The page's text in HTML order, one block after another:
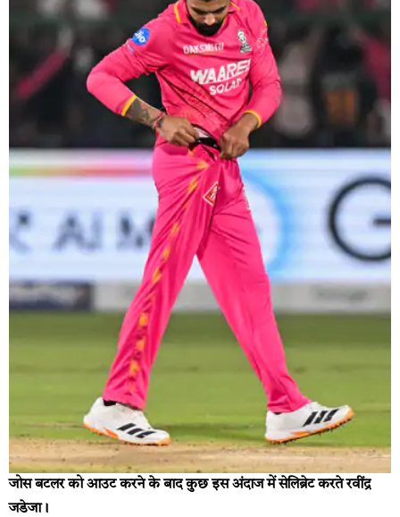
जोस बटलर को आउट करने के बाद कुछ इस अंदाज में सेलिब्रेट करते रवींद्र
जडेजा।